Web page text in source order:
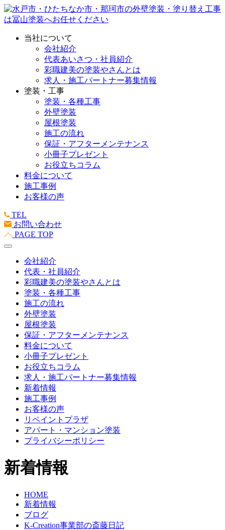
当社について
会社紹介
代表あいさつ・社員紹介
彩職建美の塗装やさんとは
求人・施工パートナー募集情報
塗装・工事
塗装・各種工事
外壁塗装
屋根塗装
施工の流れ
保証・アフターメンテナンス
小冊子プレゼント
お役立ちコラム
料金について
施工事例
お客様の声
TEL
お問い合わせ
PAGE TOP
会社紹介
代表・社員紹介
彩職建美の塗装やさんとは
塗装・各種工事
施工の流れ
外壁塗装
屋根塗装
保証・アフターメンテナンス
料金について
小冊子プレゼント
お役立ちコラム
求人・施工パートナー募集情報
新着情報
施工事例
お客様の声
リペイントプラザ
アパート・マンション塗装
プライバシーポリシー
新着情報
HOME
新着情報
ブログ
K-Creation事業部の斎藤日記